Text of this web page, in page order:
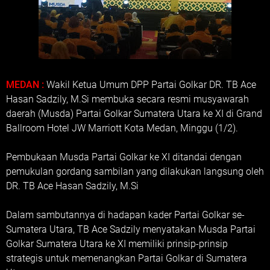
MEDAN : Wakil Ketua Umum DPP Partai Golkar DR. TB Ace
Hasan Sadzily, M.Si membuka secara resmi musyawarah
daerah (Musda) Partai Golkar Sumatera Utara ke XI di Grand
Ballroom Hotel JW Marriott Kota Medan, Minggu (1/2).
Pembukaan Musda Partai Golkar ke XI ditandai dengan
pemukulan gordang sambilan yang dilakukan langsung oleh
DR. TB Ace Hasan Sadzily, M.Si
Dalam sambutannya di hadapan kader Partai Golkar se-
Sumatera Utara, TB Ace Sadzily menyatakan Musda Partai
Golkar Sumatera Utara ke XI memiliki prinsip-prinsip
strategis untuk memenangkan Partai Golkar di Sumatera